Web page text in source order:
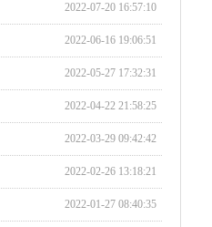
2022-07-20 16:57:10
2022-06-16 19:06:51
2022-05-27 17:32:31
2022-04-22 21:58:25
2022-03-29 09:42:42
2022-02-26 13:18:21
2022-01-27 08:40:35